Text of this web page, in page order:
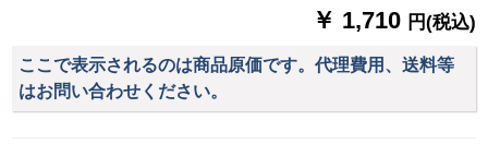
￥ 1,710 円(税込)
ここで表示されるのは商品原価です。代理費用、送料等
はお問い合わせください。